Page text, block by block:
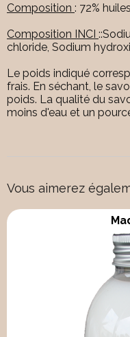
Composition : 72%
Composition INCI
chloride, Sodium
Le poids indiqué
frais. En séchant, le
poids. La qualité du
moins d'eau et un
Vous aimerez